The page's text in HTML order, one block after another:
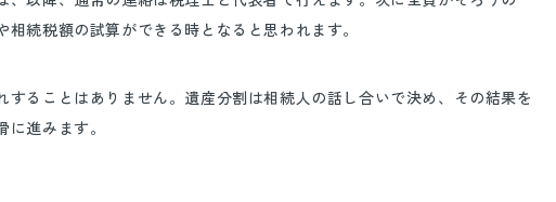
続税額の試算ができる時となると思われます。
ることはありません。遺産分割は相続人の話し合いで決め、その結果を
進みます。